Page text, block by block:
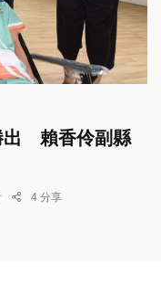
出 賴香伶副縣
4 分享